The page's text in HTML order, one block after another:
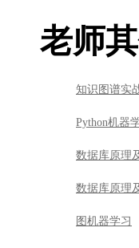
老师
知识图谱实
Python机器
数据库原理
数据库原理
图机器学习